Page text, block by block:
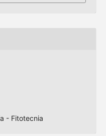
- Fitotecnia